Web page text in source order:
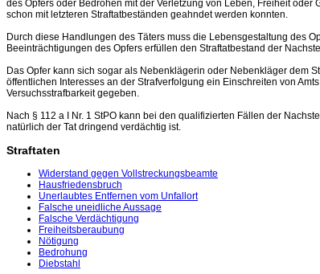
des Opfers oder Bedrohen mit der Verletzung von Leben, Freiheit
schon mit letzteren Straftatbeständen geahndet werden konnten.
Durch diese Handlungen des Täters muss die Lebensgestaltung des
Beeinträchtigungen des Opfers erfüllen den Straftatbestand der
Das Opfer kann sich sogar als Nebenklägerin oder Nebenkläger dem
öffentlichen Interesses an der Strafverfolgung ein Einschreiten von
Versuchsstrafbarkeit gegeben.
Nach § 112 a I Nr. 1 StPO kann bei den qualifizierten Fällen der
natürlich der Tat dringend verdächtig ist.
Straftaten
Widerstand gegen Vollstreckungsbeamte
Hausfriedensbruch
Unerlaubtes Entfernen vom Unfallort
Falsche uneidliche Aussage
Falsche Verdächtigung
Freiheitsberaubung
Nötigung
Bedrohung
Diebstahl